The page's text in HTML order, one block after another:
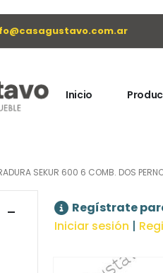
Inicio
SEKUR 600 6 COMB. DOS
Regístrate
Iniciar sesión |